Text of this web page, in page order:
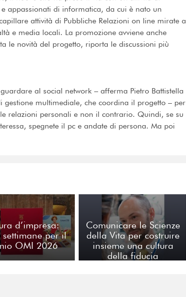
appassionati di informatica, da cui è nato un
attività di Pubbliche Relazioni on line mirate a
e media locali. La promozione avviene anche
le novità del progetto, riporta le discussioni più
al social network – afferma Pietro Battistella
gestione multimediale, che coordina il progetto – per
relazioni personali e non il contrario. Quindi, se su
spegnete il pc e andate di persona. Ma poi
d’impresa:
settimane per il
OMI 2026
Comunicare le Scienze
della Vita per costruire
insieme una cultura
della fiducia